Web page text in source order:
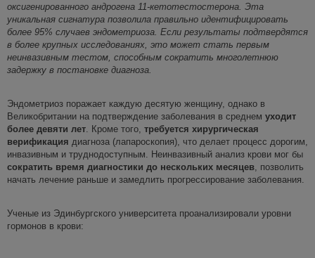
оксигенированного андрогена 11-кетотестостерона. Эта
уникальная сигнатура позволила правильно идентифицировать
более 95% случаев эндометриоза. Если результаты подтвердятся
в более крупных исследованиях, это может стать первым
неинвазивным тестом, способным сократить многолетнюю
задержку в постановке диагноза.
Эндометриоз поражает каждую десятую женщину, однако в
Великобритании на подтверждение заболевания в среднем уходит
более девяти лет . Кроме того, требуется хирургическая
верификация диагноза (лапароскопия), что делает процесс дорогим,
инвазивным и труднодоступным. Неинвазивный анализ крови мог бы
сократить время диагностики до нескольких месяцев , позволить
начать лечение раньше и замедлить прогрессирование заболевания.
Ученые из Эдинбургского университета проанализировали уровни
гормонов в крови: